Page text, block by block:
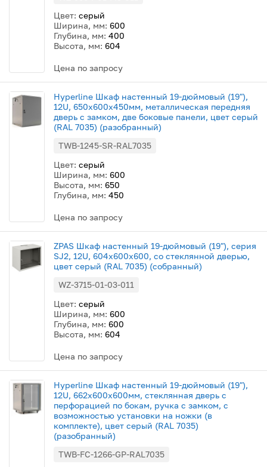
Цвет: серый
Ширина, мм: 600
Глубина, мм: 400
Высота, мм: 604
Цена по запросу
Hyperline Шкаф настенный 19-дюймовый (19"),
12U, 650x600х450мм, металлическая передняя
дверь с замком, две боковые панели, цвет серый
(RAL 7035) (разобранный)
TWB-1245-SR-RAL7035
Цвет: серый
Ширина, мм: 600
Высота, мм: 650
Глубина, мм: 450
Цена по запросу
ZPAS Шкаф настенный 19-дюймовый (19"), серия
SJ2, 12U, 604x600х600, со стеклянной дверью,
цвет серый (RAL 7035) (собранный)
WZ-3715-01-03-011
Цвет: серый
Ширина, мм: 600
Глубина, мм: 600
Высота, мм: 604
Цена по запросу
Hyperline Шкаф настенный 19-дюймовый (19"),
12U, 662x600х600мм, стеклянная дверь с
перфорацией по бокам, ручка с замком, с
возможностью установки на ножки (в
комплекте), цвет серый (RAL 7035)
(разобранный)
TWB-FC-1266-GP-RAL7035